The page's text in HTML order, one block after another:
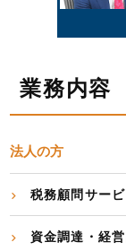
業務内容
法人の方
税務顧問サー
資金調達・経